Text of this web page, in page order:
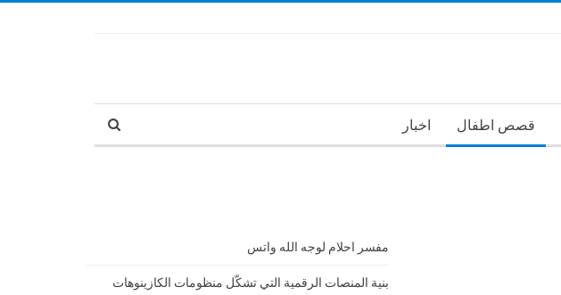
قصص اطفال اخبار
مفسر احلام لوجه الله واتس
بنية المنصات الرقمية التي تشكّل منظومات الكازينوهات